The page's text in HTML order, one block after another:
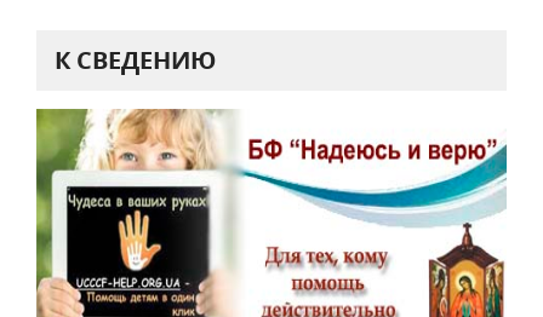
К СВЕДЕНИЮ